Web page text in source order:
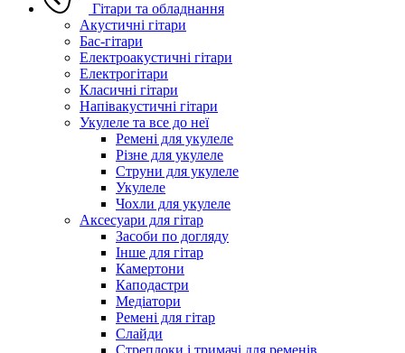
Гітари та обладнання
Акустичні гітари
Бас-гітари
Електроакустичні гітари
Електрогітари
Класичні гітари
Напівакустичні гітари
Укулеле та все до неї
Ремені для укулеле
Різне для укулеле
Струни для укулеле
Укулеле
Чохли для укулеле
Аксесуари для гітар
Засоби по догляду
Інше для гітар
Камертони
Каподастри
Медіатори
Ремені для гітар
Слайди
Стреплоки і тримачі для ременів